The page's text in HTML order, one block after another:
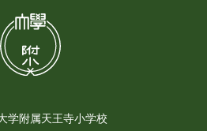
学附属天王寺小学校